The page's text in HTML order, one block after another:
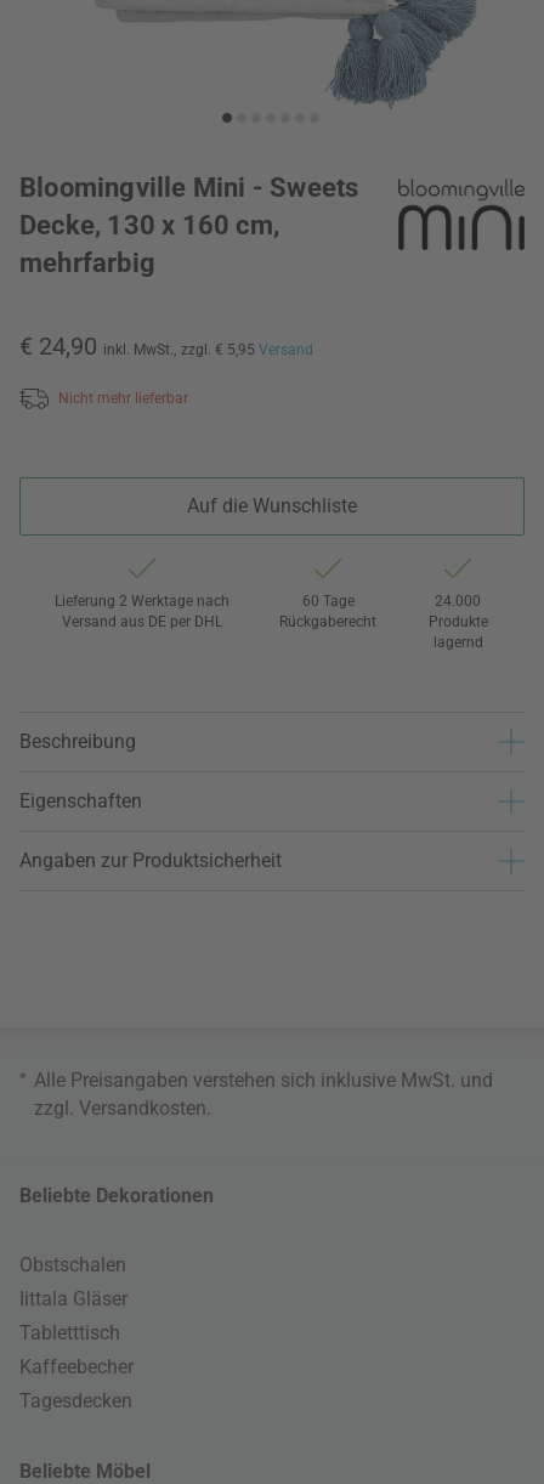
Bloomingville Mini - Sweets
Decke, 130 x 160 cm,
mehrfarbig
€ 24,90 inkl. MwSt., zzgl. € 5,95 Versand
Nicht mehr lieferbar
Auf die Wunschliste
Lieferung 2 Werktage nach
Versand aus DE per DHL
60 Tage
Rückgaberecht
24.000
Produkte
lagernd
Beschreibung
Eigenschaften
Angaben zur Produktsicherheit
* Alle Preisangaben verstehen sich inklusive MwSt. und
zzgl. Versandkosten
Beliebte Dekorationen
Obstschalen
Iittala Gläser
Tabletttisch
Kaffeebecher
Tagesdecken
Beliebte Möbel